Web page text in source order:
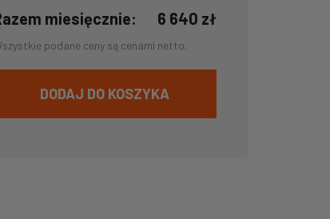
miesięcznie: 6 640 zł
podane ceny są cenami netto.
DODAJ DO KOSZYKA